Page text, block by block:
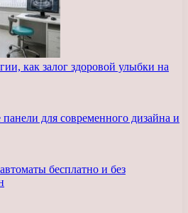
как залог здоровой улыбки на
для современного дизайна и
бесплатно и без